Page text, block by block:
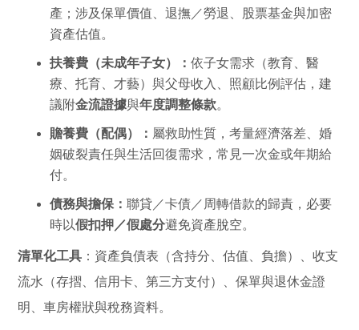
產；涉及保單價值、退撫／勞退、股票基金與加密
資產估值。
扶養費（未成年子女）：依子女需求（教育、醫
療、托育、才藝）與父母收入、照顧比例評估，建
議附金流證據與年度調整條款。
贍養費（配偶）： 屬救助性質，考量經濟落差、婚
姻破裂責任與生活回復需求，常見一次金或年期給
付。
債務與擔保：聯貸／卡債／周轉借款的歸責，必要
時以假扣押／假處分避免資產脫空。
清單化工具 ：資產負債表（含持分、估值、負擔）、收支
流水（存摺、信用卡、第三方支付）、保單與退休金證
明、車房權狀與稅務資料。